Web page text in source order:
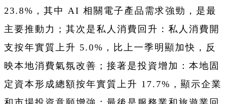
23.8%，其中 AI 相關電子產品需求強勁，是最
主要推動力；其次是私人消費回升：私人消費開
支按年實質上升 5.0%，比上一季明顯加快，反
映本地消費氣氛改善；接著是投資增加：本地固
定資本形成總額按年實質上升 17.7%，顯示企業